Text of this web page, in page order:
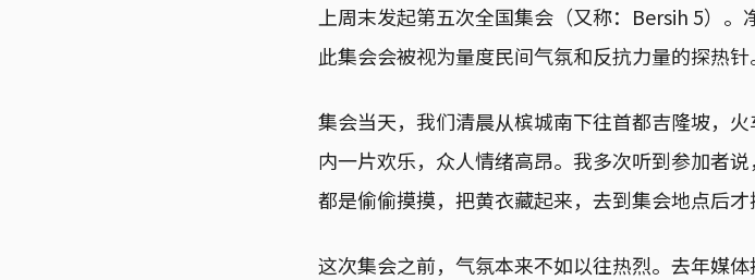
上周末发起第五次全国集会（又称：Bersih 5）
此集会会被视为量度民间气氛和反抗力量的探热针
集会当天，我们清晨从槟城南下往首都吉隆坡，
内一片欢乐，众人情绪高昂。我多次听到参加者
都是偷偷摸摸，把黄衣藏起来，去到集会地点后
这次集会之前，气氛本来不如以往热烈。去年媒